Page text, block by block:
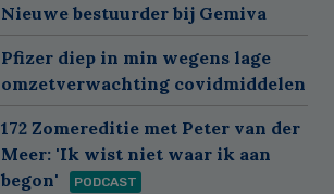
Nieuwe bestuurder bij Gemiva
Pfizer diep in min wegens lage
omzetverwachting covidmiddelen
172 Zomereditie met Peter van der
Meer: 'Ik wist niet waar ik aan
begon'
PODCAST